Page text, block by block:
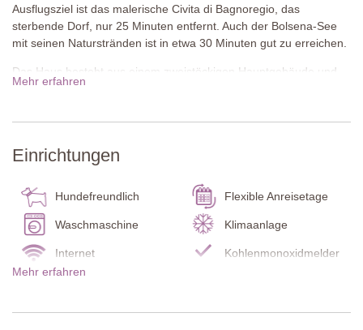
Ausflugsziel ist das malerische Civita di Bagnoregio, das
sterbende Dorf, nur 25 Minuten entfernt. Auch der Bolsena-See
mit seinen Naturstränden ist in etwa 30 Minuten gut zu erreichen.
Das Haus besteht aus einem zweistöckigen Hauptgebäude und
einem separaten Nebenhaus mit zwei Schlafzimmern. Es wurde
Ziegelakzenten an Fenstern und Ecken. Im gepflegten Garten
im Freien ein.
Innen sorgen farbenfrohe Wände, gemütliche Möbel und
großzügige Räume für sofortiges Wohlfühlen. Die große Küche
und der lichtdurchflutete Wintergarten mit Poolblick sind
besondere Highlights.
Gäste können frische Hofprodukte wie Milch, Eier, Käse und
einem nahegelegenen Bio-Ziegenhof ist inklusive. Außerdem
Mehr erfahren
Einrichtungen
Hundefreundlich Flexible Anreisetage
Waschmaschine Klimaanlage
Internet Kohlenmonoxidmelder
Rauchmelder
Mehr erfahren